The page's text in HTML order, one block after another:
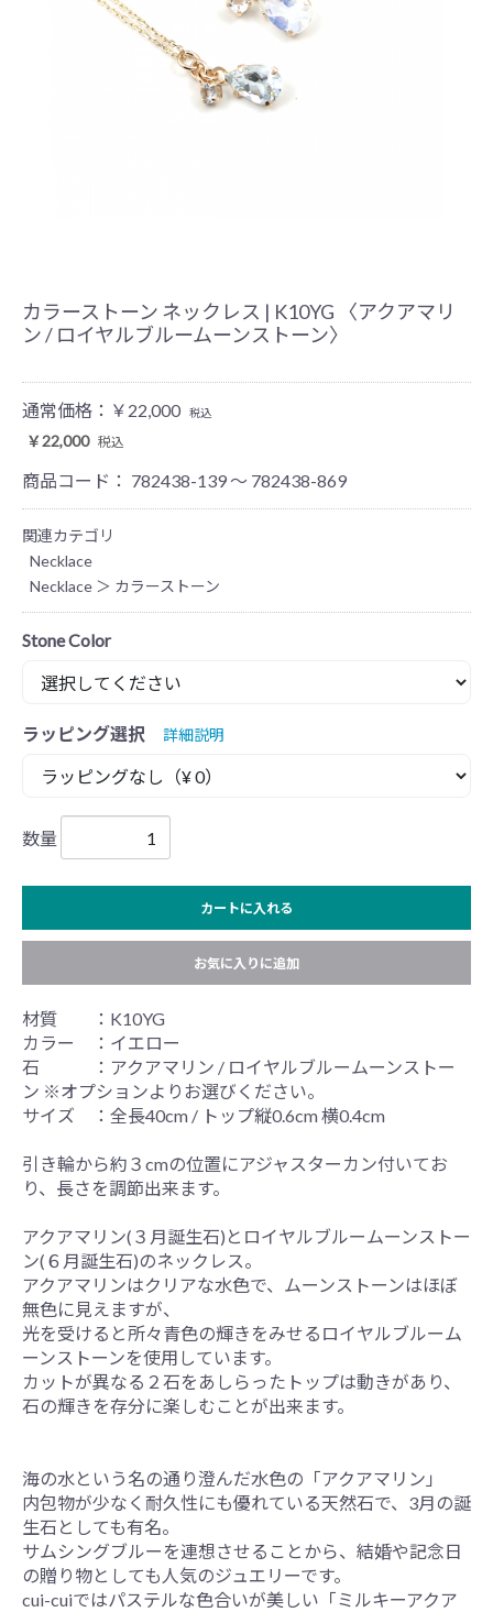
カラーストーン ネックレス | K10YG 〈アクアマリ
ン / ロイヤルブルームーンストーン〉
通常価格： ￥22,000 税込
￥22,000 税込
商品コード： 782438-139 ～ 782438-869
関連カテゴリ
Necklace
Necklace ＞ カラーストーン
Stone Color
ラッピング選択 詳細説明
数量
カートに入れる
お気に入りに追加
材質 ：K10YG
カラー ：イエロー
石 ：アクアマリン / ロイヤルブルームーンストー
ン ※オプションよりお選びください。
サイズ ：全長40cm / トップ縦0.6cm 横0.4cm
引き輪から約３cmの位置にアジャスターカン付いてお
り、長さを調節出来ます。
アクアマリン(３月誕生石)とロイヤルブルームーンストー
ン(６月誕生石)のネックレス。
アクアマリンはクリアな水色で、ムーンストーンはほぼ
無色に見えますが、
光を受けると所々青色の輝きをみせるロイヤルブルーム
ーンストーンを使用しています。
カットが異なる２石をあしらったトップは動きがあり、
石の輝きを存分に楽しむことが出来ます。
海の水という名の通り澄んだ水色の「アクアマリン」
内包物が少なく耐久性にも優れている天然石で、3月の誕
生石としても有名。
サムシングブルーを連想させることから、結婚や記念日
の贈り物としても人気のジュエリーです。
cui-cuiではパステルな色合いが美しい「ミルキーアクア